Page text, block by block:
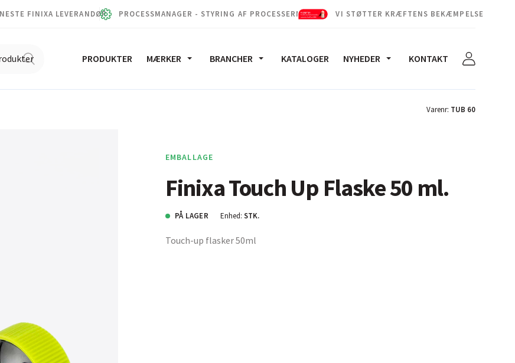
FINIXA LEVERANDØR PROCESSMANAGER - STYRING AF PROCESSERNE VI STØTTER KRÆFTENS BEKÆMPELSE
PRODUKTER MÆRKER BRANCHER KATALOGER NYHEDER KONTAKT
Varenr: TUB 60
EMBALLAGE
Finixa Touch Up Flaske 50 ml.
PÅ LAGER Enhed: STK.
Touch-up flasker 50ml